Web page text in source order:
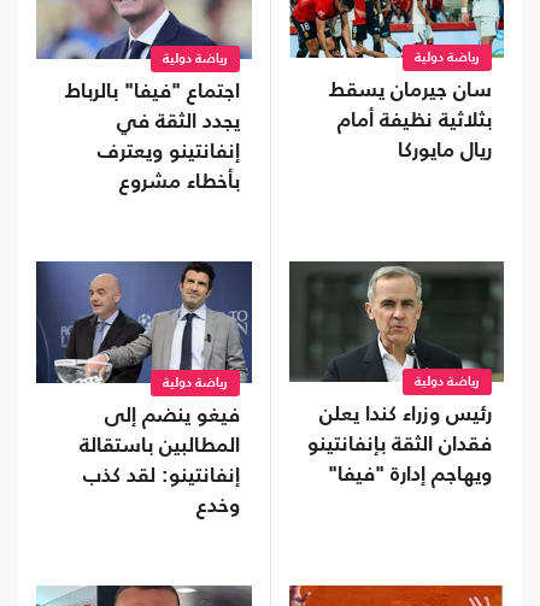
رياضة دولية
سان جيرمان يسقط
بثلاثية نظيفة أمام
ريال مايوركا
رياضة دولية
اجتماع "فيفا" بالرباط
يجدد الثقة في
إنفانتينو ويعترف
بأخطاء مشروع
رياضة دولية
رئيس وزراء كندا يعلن
فقدان الثقة بإنفانتينو
ويهاجم إدارة "فيفا"
رياضة دولية
فيغو ينضم إلى
المطالبين باستقالة
إنفانتينو: لقد كذب
وخدع